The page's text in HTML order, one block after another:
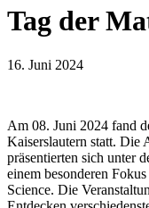
Tag der
16. Juni 2024
Am 08. Juni 2024 fand
Kaiserslautern statt.
präsentierten sich unter
einem besonderen
Science. Die